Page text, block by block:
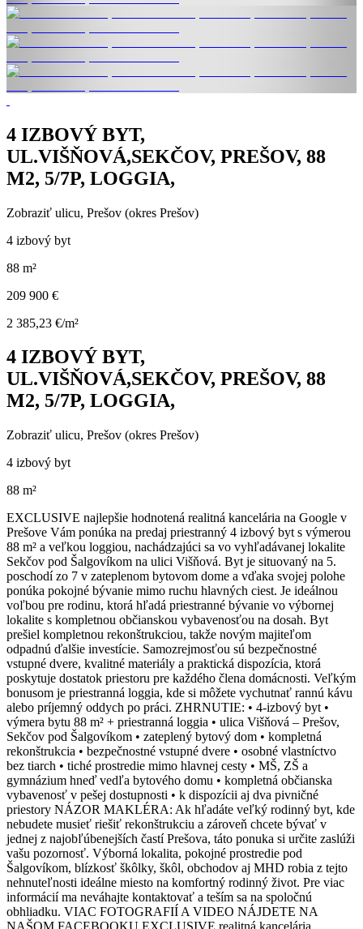
4 IZBOVÝ BYT,
UL.VIŠŇOVÁ,SEKČOV, PREŠOV, 88
M2, 5/7P, LOGGIA,
Zobraziť ulicu, Prešov (okres Prešov)
4 izbový byt
88 m²
209 900 €
2 385,23 €/m²
4 IZBOVÝ BYT,
UL.VIŠŇOVÁ,SEKČOV, PREŠOV, 88
M2, 5/7P, LOGGIA,
Zobraziť ulicu, Prešov (okres Prešov)
4 izbový byt
88 m²
EXCLUSIVE najlepšie hodnotená realitná kancelária na Google v
Prešove Vám ponúka na predaj priestranný 4 izbový byt s výmerou
88 m² a veľkou loggiou, nachádzajúci sa vo vyhľadávanej lokalite
Sekčov pod Šalgovíkom na ulici Višňová. Byt je situovaný na 5.
poschodí zo 7 v zateplenom bytovom dome a vďaka svojej polohe
ponúka pokojné bývanie mimo ruchu hlavných ciest. Je ideálnou
voľbou pre rodinu, ktorá hľadá priestranné bývanie vo výbornej
lokalite s kompletnou občianskou vybavenosťou na dosah. Byt
prešiel kompletnou rekonštrukciou, takže novým majiteľom
odpadnú ďalšie investície. Samozrejmosťou sú bezpečnostné
vstupné dvere, kvalitné materiály a praktická dispozícia, ktorá
poskytuje dostatok priestoru pre každého člena domácnosti. Veľkým
bonusom je priestranná loggia, kde si môžete vychutnať rannú kávu
alebo príjemný oddych po práci. ZHRNUTIE: • 4-izbový byt •
výmera bytu 88 m² + priestranná loggia • ulica Višňová – Prešov,
Sekčov pod Šalgovíkom • zateplený bytový dom • kompletná
rekonštrukcia • bezpečnostné vstupné dvere • osobné vlastníctvo
bez tiarch • tiché prostredie mimo hlavnej cesty • MŠ, ZŠ a
gymnázium hneď vedľa bytového domu • kompletná občianska
vybavenosť v pešej dostupnosti • k dispozícii aj dva pivničné
priestory NÁZOR MAKLÉRA: Ak hľadáte veľký rodinný byt, kde
nebudete musieť riešiť rekonštrukciu a zároveň chcete bývať v
jednej z najobľúbenejších častí Prešova, táto ponuka si určite zaslúži
vašu pozornosť. Výborná lokalita, pokojné prostredie pod
Šalgovíkom, blízkosť škôlky, škôl, obchodov aj MHD robia z tejto
nehnuteľnosti ideálne miesto na komfortný rodinný život. Pre viac
informácií ma neváhajte kontaktovať a teším sa na spoločnú
obhliadku. VIAC FOTOGRAFIÍ A VIDEO NÁJDETE NA